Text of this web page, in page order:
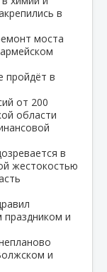
в
моста
пройдёт в
от 200
области
в
жестокостью
праздником и
и